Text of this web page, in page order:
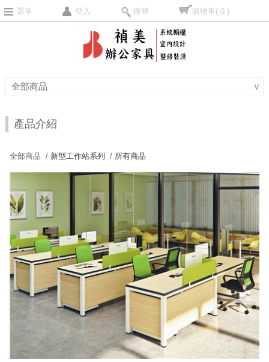
選單 登入 搜尋 購物車( 0 )
全部商品 ∨
產品介紹
全部商品 / 新型工作站系列 / 所有商品